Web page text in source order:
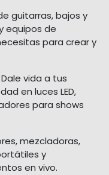
guitarras, bajos y
equipos de
para crear y
Dale vida a tus
en luces LED,
para shows
mezcladoras,
y
en vivo.